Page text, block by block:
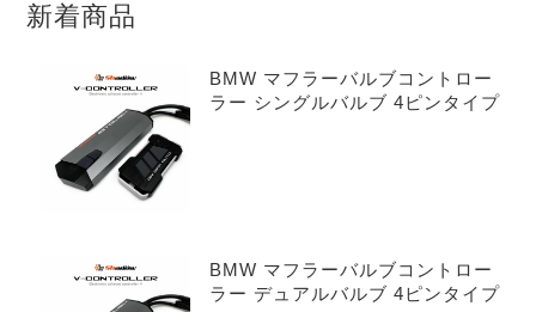
新着商品
BMW マフラーバルブコントロー
ラー シングルバルブ 4ピンタイプ
BMW マフラーバルブコントロー
ラー デュアルバルブ 4ピンタイプ